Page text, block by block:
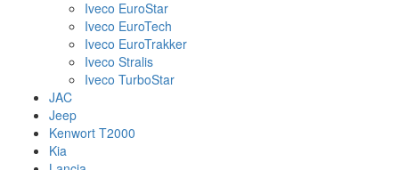
Iveco EuroStar
Iveco EuroTech
Iveco EuroTrakker
Iveco Stralis
Iveco TurboStar
JAC
Jeep
Kenwort T2000
Kia